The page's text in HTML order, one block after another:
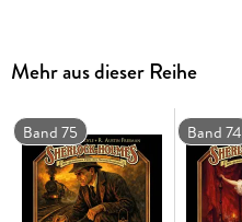
Mehr aus dieser Reihe
Band 75 Band 74